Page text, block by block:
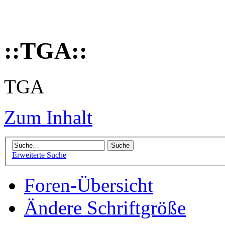
::TGA::
TGA
Zum Inhalt
Erweiterte Suche
Foren-Übersicht
Ändere Schriftgröße